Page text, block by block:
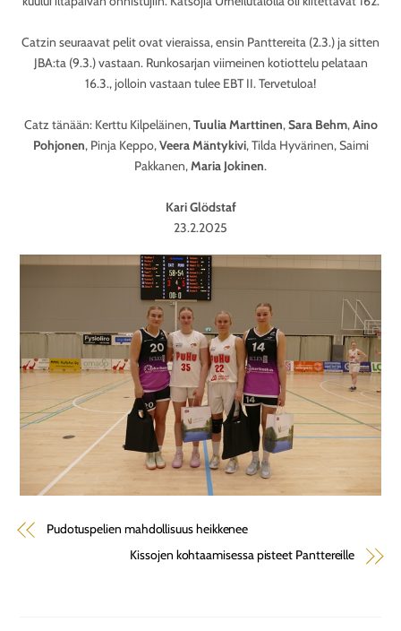
Catzin seuraavat pelit ovat vieraissa, ensin Panttereita (2.3.) ja sitten
JBA:ta (9.3.) vastaan. Runkosarjan viimeinen kotiottelu pelataan
16.3., jolloin vastaan tulee EBT II. Tervetuloa!
Catz tänään: Kerttu Kilpeläinen,Tuulia Marttinen,Sara Behm,Aino
Pohjonen, Pinja Keppo,Veera Mäntykivi, Tilda Hyvärinen, Saimi
Pakkanen,Maria Jokinen.
Kari Glödstaf
23.2.2025
Pudotuspelien mahdollisuus heikkenee
Kissojen kohtaamisessa pisteet Panttereille